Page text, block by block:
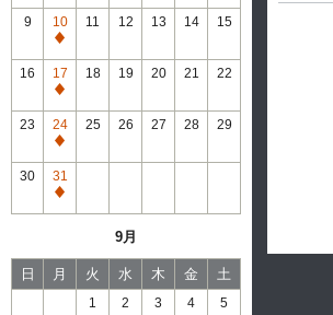
常
休
館
9
10
通
常
休
館
11 12 13 14 15
16
17
通
常
休
館
18 19 20 21 22
23
24
通
常
休
館
25 26 27 28 29
30
31
通
館
9月
日 月 火 水 木 金 土
1 2 3 4 5